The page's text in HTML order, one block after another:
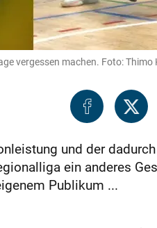
vergessen machen. Foto: Thimo
und der
ein anderes
Publikum ...